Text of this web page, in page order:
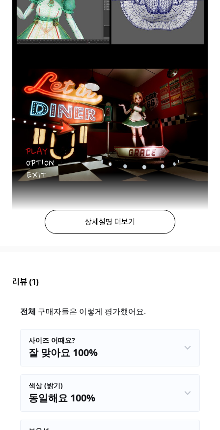
상세설명 더보기
리뷰 (1)